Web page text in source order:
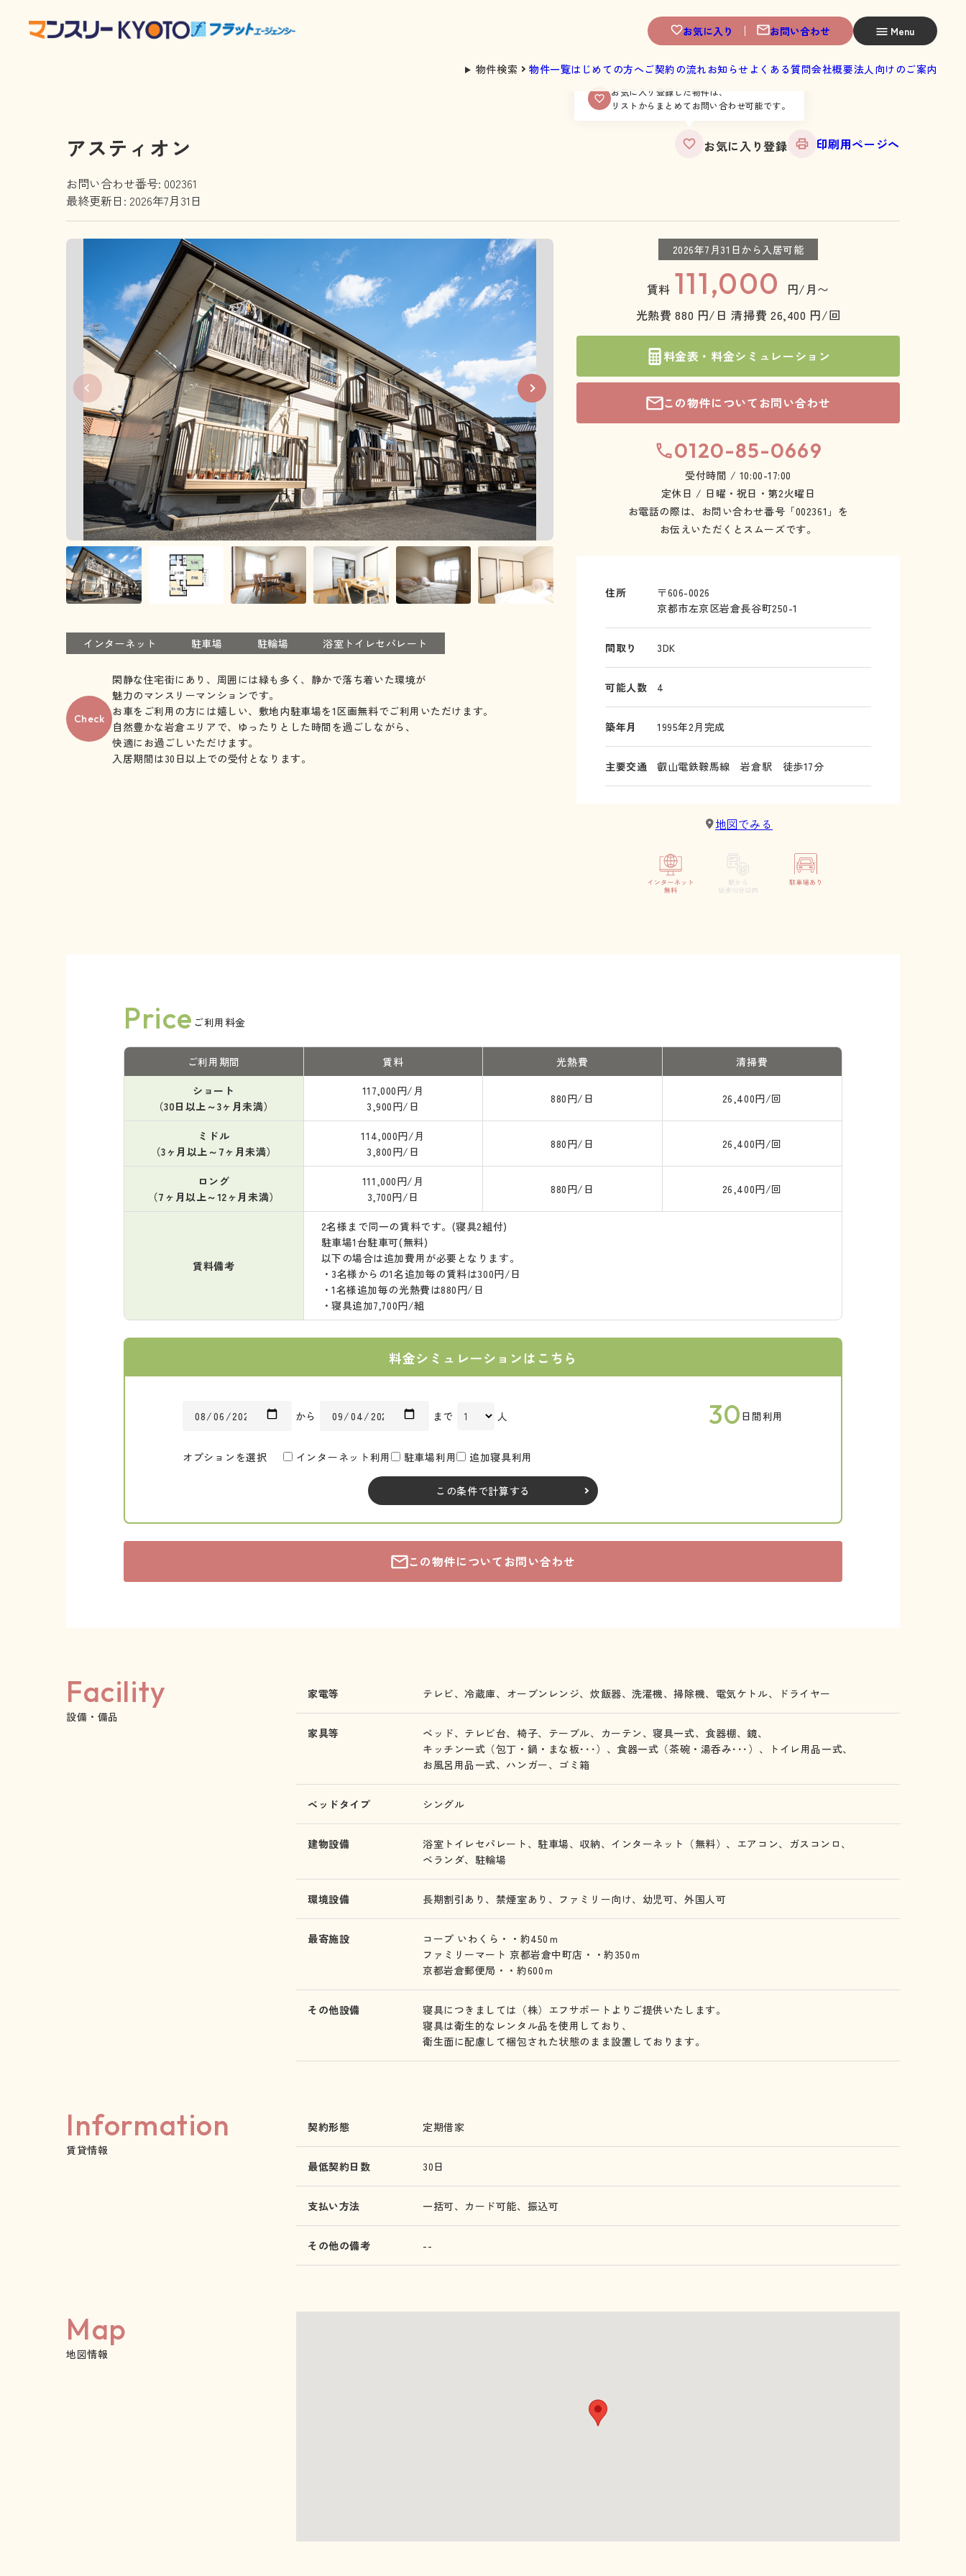
お気に入り お問い合わせ Menu
物件検索 物件一覧はじめての方へご契約の流れ お知らせ よくある質問会社概要法人向けのご案内
アスティオン
お問い合わせ番号: 002361
最終更新日: 2026年7月31日
お気に入り登録した物件は、
リストからまとめてお問い合わせ可能です。
お気に入り登録 印刷用ページへ
2026年7月31日から入居可能
賃料 111,000
円/月〜
光熱費 880 円/日清掃費 26,400 円/回
料金表・料金シミュレーション
この物件についてお問い合わせ
0120-85-0669
受付時間 / 10:00-17:00
定休日 / 日曜・祝日・第2火曜日
お電話の際は、お問い合わせ番号「002361」を
お伝えいただくとスムーズです。
住所
〒606-0026
京都市左京区岩倉長谷町250-1
間取り 3DK
可能人数 4
築年月 1995年2月完成
主要交通 叡山電鉄鞍馬線 岩倉駅 徒歩17分
地図でみる
インターネット 駐車場 駐輪場 浴室トイレセパレート
Check
閑静な住宅街にあり、周囲には緑も多く、静かで落ち着いた環境が
魅力のマンスリーマンションです。
お車をご利用の方には嬉しい、敷地内駐車場を1区画無料でご利用いただけます。
自然豊かな岩倉エリアで、ゆったりとした時間を過ごしながら、
快適にお過ごしいただけます。
入居期間は30日以上での受付となります。
Price ご利用料金
ご利用期間 賃料 光熱費
清掃費
ショート
（30日以上～3ヶ月未満）
117,000円/月
3,900円/日
880円/日 26,400円/回
ミドル
（3ヶ月以上～7ヶ月未満）
114,000円/月
3,800円/日
880円/日 26,400円/回
ロング
（7ヶ月以上～12ヶ月未満）
111,000円/月
3,700円/日
880円/日 26,400円/回
賃料備考
2名様まで同一の賃料です。(寝具2組付)
駐車場1台駐車可(無料)
以下の場合は追加費用が必要となります。
・3名様からの1名追加毎の賃料は300円/日
・1名様追加毎の光熱費は880円/日
・寝具追加7,700円/組
料金シミュレーションはこちら
から まで 人 30 日間利用
オプションを選択 インターネット利用 駐車場利用 追加寝具利用
この条件で計算する
この物件についてお問い合わせ
Facility
設備・備品
家電等 テレビ、冷蔵庫、 オーブンレンジ、 炊飯器、洗濯機、掃除機、 電気ケトル、 ドライヤー
家具等 ベッド、 テレビ台、椅子、 テーブル、 カーテン、寝具一式、食器棚、鏡、
キッチン一式（包丁・鍋・まな板･･･）、食器一式（茶碗・湯呑み･･･）、
トイレ用品一式、
お風呂用品一式、 ハンガー、 ゴミ箱
ベッドタイプ シングル
建物設備 浴室トイレセパレート、 駐車場、 収納、 インターネット（無料）、 エアコン、 ガスコンロ、
ベランダ、 駐輪場
環境設備 長期割引あり、 禁煙室あり、 ファミリー向け、 幼児可、外国人可
最寄施設
コープ いわくら・・約450ｍ
ファミリーマート 京都岩倉中町店・・約350ｍ
京都岩倉郵便局・・約600ｍ
その他設備
寝具につきましては（株）エフサポートよりご提供いたします。
寝具は衛生的なレンタル品を使用しており、
衛生面に配慮して梱包された状態のまま設置しております。
Information
賃貸情報
契約形態 定期借家
最低契約日数 30日
支払い方法 一括可、カード可能、振込可
その他の備考 --
Map
地図情報